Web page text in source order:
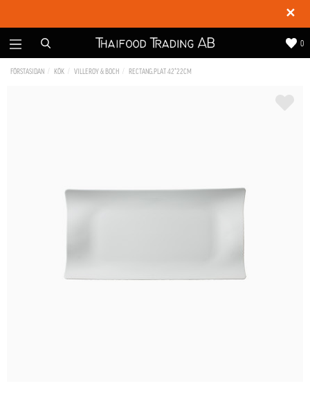
✕
0
FÖRSTASIDAN KÖK VILLEROY & BOCH RECTANG.PLAT 42*22CM